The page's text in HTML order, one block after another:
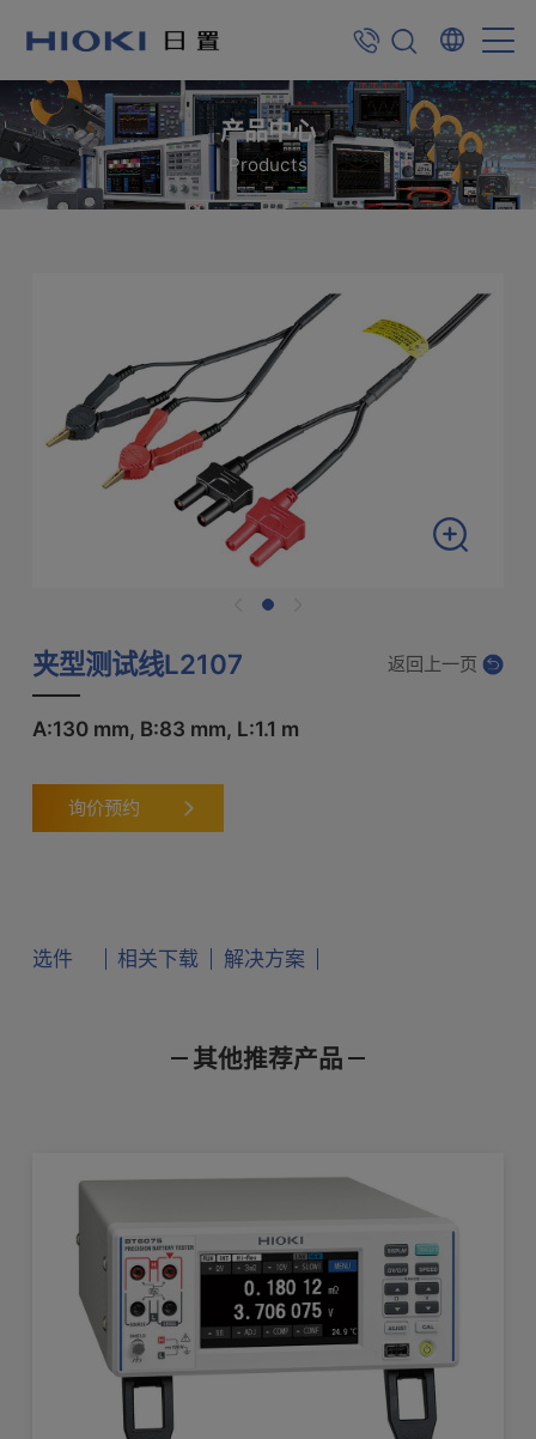
产品中心
Products
夹型测试线L2107 返回上一页
A:130 mm, B:83 mm, L:1.1 m
询价预约
选件 相关下载 解决方案
电阻计RM3548
电池测试仪 3561
小型二次电池检查，高速电池测试仪
查看详情>>
使用说明书
帕尔帖元件的电阻检查
其他推荐产品